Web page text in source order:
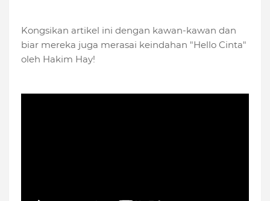
Kongsikan artikel ini dengan kawan-kawan dan
biar mereka juga merasai keindahan "Hello Cinta"
oleh Hakim Hay!